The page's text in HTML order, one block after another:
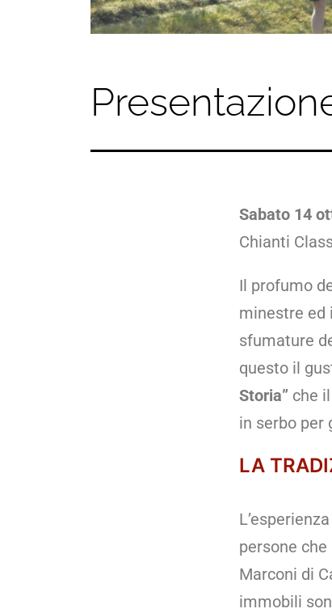
Sabato 14
Chianti
Il profumo
minestre ed
sfumature
questo il
Storia” che
in serbo per
LA
persone
Marconi di
immobili